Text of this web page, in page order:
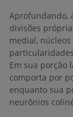
Aprofundando,
divisões
medial,
Em sua porção
comporta por
enquanto sua
neurônios